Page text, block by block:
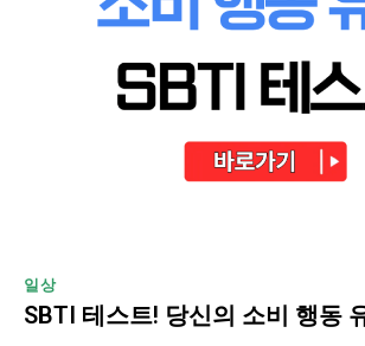
일상
SBTI 테스트! 당신의 소비 행동